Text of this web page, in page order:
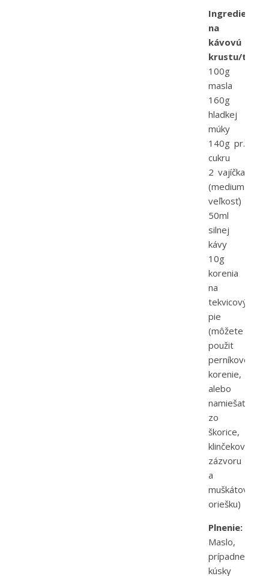
Ingrediencie
na
kávovú
krustu/
100g
masla
160g
hladkej
múky
140g pr.
cukru
2 vajíčka
(medium
veľkosť)
50ml
silnej
kávy
10g
korenia
na
tekvicový
pie
(môžete
použit
perníkové
korenie,
alebo
namiešať
zo
škorice,
klinčekov,
zázvoru
a
muškátového
oriešku)
Plnenie:
Maslo,
prípadne
kúsky